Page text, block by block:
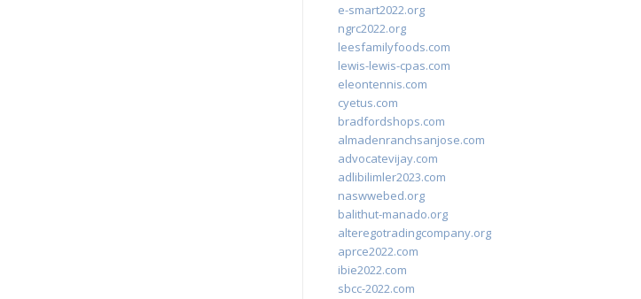
e-smart2022.org
ngrc2022.org
leesfamilyfoods.com
lewis-lewis-cpas.com
eleontennis.com
cyetus.com
bradfordshops.com
almadenranchsanjose.com
advocatevijay.com
adlibilimler2023.com
naswwebed.org
balithut-manado.org
alteregotradingcompany.org
aprce2022.com
ibie2022.com
sbcc-2022.com